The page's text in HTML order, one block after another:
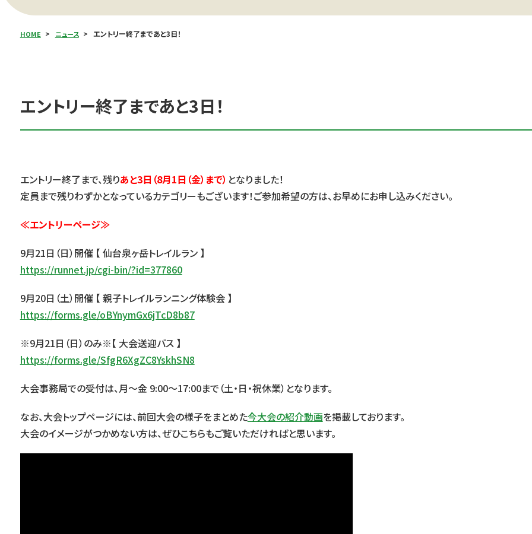
HOME ニュース エントリー終了まであと3日！
エントリー終了まであと3日！
エントリー終了まで、残りあと3日（8月1日（金）まで） となりました！
定員まで残りわずかとなっているカテゴリーもございます！ご参加希望の方は、お早めにお申し込みください。
≪エントリーページ≫
9月21日（日）開催 【 仙台泉ヶ岳トレイルラン 】
https://runnet.jp/cgi-bin/?id=377860
9月20日（土）開催 【 親子トレイルランニング体験会 】
https://forms.gle/oBYnymGx6jTcD8b87
※9月21日（日）のみ※【 大会送迎バス 】
https://forms.gle/SfgR6XgZC8YskhSN8
大会事務局での受付は、月～金 9:00～17:00まで（土・日・祝休業）となります。
なお、大会トップページには、前回大会の様子をまとめた今大会の紹介動画を掲載しております。
大会のイメージがつかめない方は、ぜひこちらもご覧いただければと思います。